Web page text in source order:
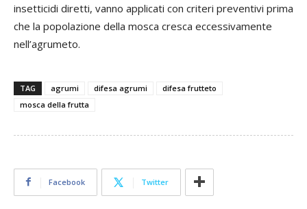
insetticidi diretti, vanno applicati con criteri preventivi prima
che la popolazione della mosca cresca eccessivamente
nell’agrumeto.
TAG agrumi difesa agrumi
difesa frutteto
mosca della frutta
Facebook Twitter